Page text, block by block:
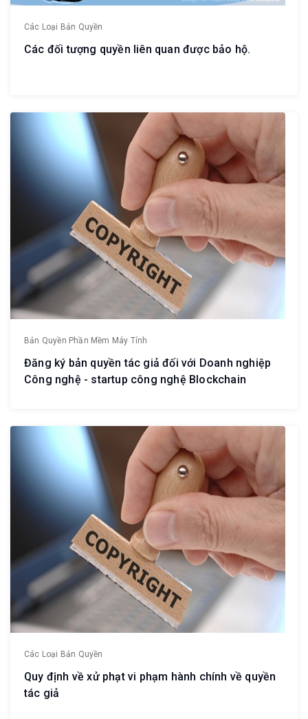
Các Loại Bản Quyền
Các đối tượng quyền liên quan được bảo hộ.
Bản Quyền Phần Mềm Máy Tính
Đăng ký bản quyền tác giả đối với Doanh nghiệp
Công nghệ - startup công nghệ Blockchain
Các Loại Bản Quyền
Quy định về xử phạt vi phạm hành chính về quyền
tác giả